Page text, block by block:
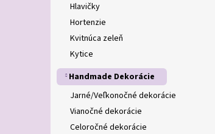
Hlavičky
Hortenzie
Kvitnúca zeleň
Kytice
Handmade Dekorácie
Jarné/Veľkonočné dekorácie
Vianočné dekorácie
Celoročné dekorácie